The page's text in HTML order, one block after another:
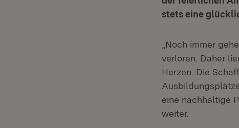
stets eine
„Noch immer
verloren. Daher
Herzen. Die
eine nachhaltige
weiter.